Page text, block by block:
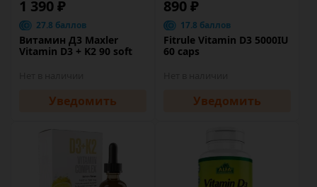
1 390 ₽
27.8 баллов
Витамин Д3 Maxler
Vitamin D3 + K2 90 soft
Уведомить
890 ₽
17.8 баллов
Fitrule Vitamin D3 5000IU
60 caps
Уведомить